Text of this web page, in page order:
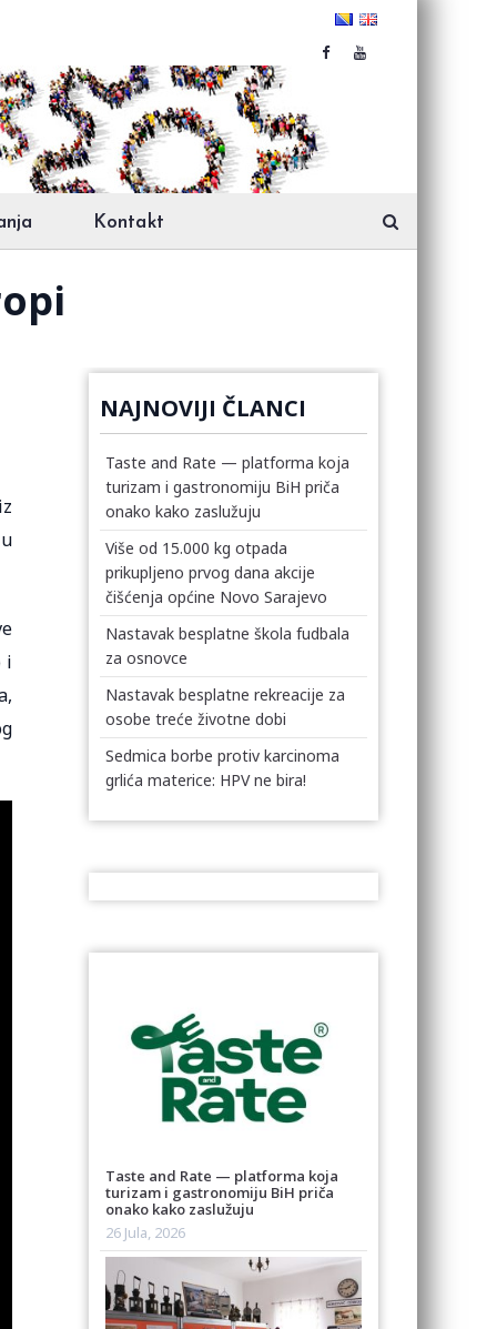
Kontakt
i
NAJNOVIJI ČLANCI
Taste and Rate — platforma koja
turizam i gastronomiju BiH priča
onako kako zaslužuju
Više od 15.000 kg otpada
prikupljeno prvog dana akcije
čišćenja općine Novo Sarajevo
Nastavak besplatne škola fudbala
za osnovce
Nastavak besplatne rekreacije za
osobe treće životne dobi
Sedmica borbe protiv karcinoma
grlića materice: HPV ne bira!
Taste and Rate — platforma koja
turizam i gastronomiju BiH priča
onako kako zaslužuju
26 Jula, 2026